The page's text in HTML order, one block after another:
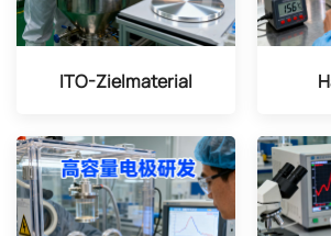
ITO-Zielmaterial